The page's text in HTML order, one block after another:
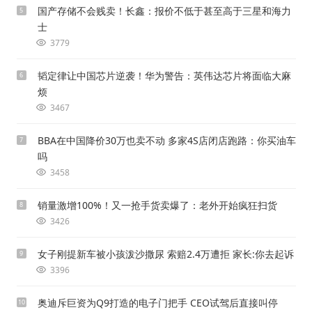
5
国产存储不会贱卖！长鑫：报价不低于甚至高于三星和海力
士
3779
6
韬定律让中国芯片逆袭！华为警告：英伟达芯片将面临大麻
烦
3467
7
BBA在中国降价30万也卖不动 多家4S店闭店跑路：你买油车
吗
3458
8 销量激增100%！又一抢手货卖爆了：老外开始疯狂扫货
3426
9 女子刚提新车被小孩泼沙撒尿 索赔2.4万遭拒 家长:你去起诉
3396
10 奥迪斥巨资为Q9打造的电子门把手 CEO试驾后直接叫停